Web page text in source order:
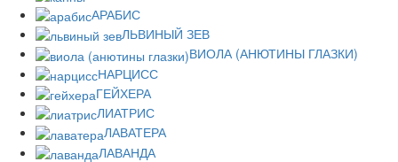
АРАБИС
ЛЬВИНЫЙ ЗЕВ
ВИОЛА (АНЮТИНЫ ГЛАЗКИ)
НАРЦИСС
ГЕЙХЕРА
ЛИАТРИС
ЛАВАТЕРА
ЛАВАНДА